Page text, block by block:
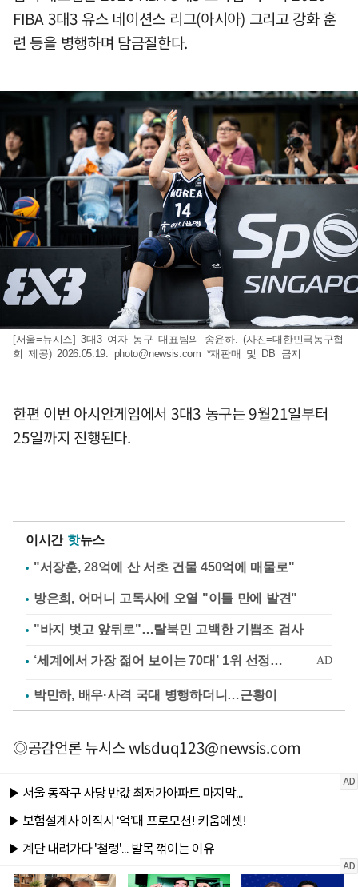
FIBA 3대3 유스 네이션스 리그(아시아) 그리고 강화 훈
련 등을 병행하며 담금질한다.
[서울=뉴시스] 3대3 여자 농구 대표팀의 송윤하. (사진=대한민국농구협
회 제공) 2026.05.19. photo@newsis.com *재판매 및 DB 금지
한편 이번 아시안게임에서 3대3 농구는 9월21일부터
25일까지 진행된다.
이시간 핫뉴스
"서장훈, 28억에 산 서초 건물 450억에 매물로"
방은희, 어머니 고독사에 오열 "이틀 만에 발견"
"바지 벗고 앞뒤로"…탈북민 고백한 기쁨조 검사
박민하, 배우·사격 국대 병행하더니…근황이
◎공감언론 뉴시스wlsduq123@newsis.com